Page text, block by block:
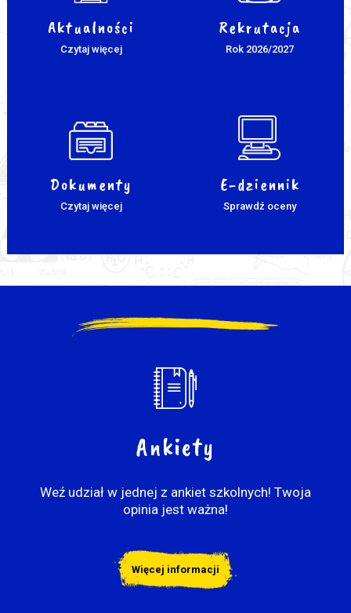
Aktualności
Czytaj więcej
Rekrutacja
Rok 2026/2027
Dokumenty
Czytaj więcej
E-dziennik
Sprawdź oceny
Ankiety
Weź udział w jednej z ankiet szkolnych! Twoja
opinia jest ważna!
Więcej informacji